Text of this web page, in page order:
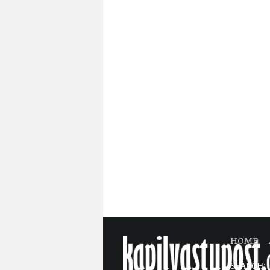
HOME
SEARCH: